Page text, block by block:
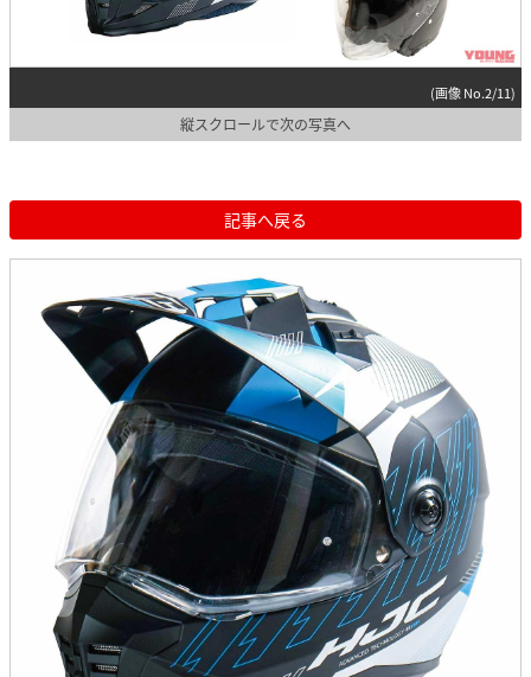
(画像 No.2/11)
縦スクロールで次の写真へ
記事へ戻る